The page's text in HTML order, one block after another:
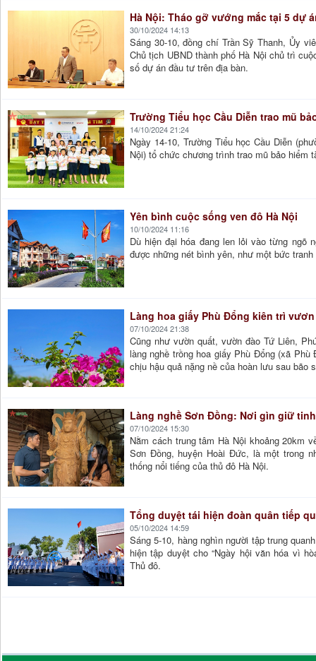
Hà Nội: Tháo gỡ vướng mắc tại 5 dự
30/10/2024 14:13
Sáng 30-10, đồng chí Trần Sỹ Thanh, Ủy
Chủ tịch UBND thành phố Hà Nội chủ trì
số dự án đầu tư trên địa bàn.
Trường Tiểu học Cầu Diễn trao mũ
14/10/2024 21:24
Ngày 14-10, Trường Tiểu học Cầu Diễn
Nội) tổ chức chương trình trao mũ bảo hiểm
Yên bình cuộc sống ven đô Hà Nội
10/10/2024 11:16
Dù hiện đại hóa đang len lỏi vào từng ngõ
được những nét bình yên, như một bức
Làng hoa giấy Phù Đổng kiên trì
07/10/2024 21:38
Cũng như vườn quất, vườn đào Tứ Liên,
làng nghề trồng hoa giấy Phù Đổng (xã
chịu hậu quả nặng nề của hoàn lưu sau bão
Làng nghề Sơn Đồng: Nơi gìn giữ
07/10/2024 15:30
Nằm cách trung tâm Hà Nội khoảng 20km
Sơn Đồng, huyện Hoài Đức, là một trong
thống nổi tiếng của thủ đô Hà Nội.
Tổng duyệt tái hiện đoàn quân tiếp
05/10/2024 14:59
Sáng 5-10, hàng nghìn người tập trung
hiện tập duyệt cho “Ngày hội văn hóa vì
Thủ đô.